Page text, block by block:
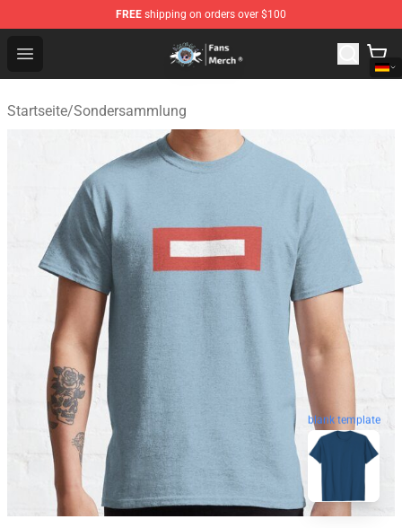
FREE shipping on orders over $100
Open menu
GeorgeNotFound Store - Official GeorgeNotFound
Startseite/Sondersammlung
blank template